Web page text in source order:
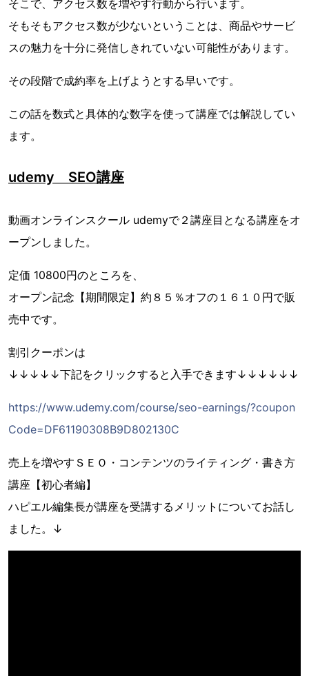
そこで、アクセス数を増やす行動から行います。
そもそもアクセス数が少ないということは、商品やサービ
スの魅力を十分に発信しきれていない可能性があります。
その段階で成約率を上げようとする早いです。
この話を数式と具体的な数字を使って講座では解説してい
ます。
udemy SEO講座
動画オンラインスクール udemyで２講座目となる講座をオ
ープンしました。
定価 10800円のところを、
オープン記念【期間限定】約８５％オフの１６１０円で販
売中です。
割引クーポンは
↓↓↓↓↓下記をクリックすると入手できます↓↓↓↓↓↓
https://www.udemy.com/course/seo-earnings/?coupon
Code=DF61190308B9D802130C
売上を増やすＳＥＯ・コンテンツのライティング・書き方
講座【初心者編】
ハピエル編集長が講座を受講するメリットについてお話し
ました。↓